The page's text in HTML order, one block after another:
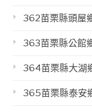
362苗栗縣頭屋
363苗栗縣公館
364苗栗縣大湖
365苗栗縣泰安